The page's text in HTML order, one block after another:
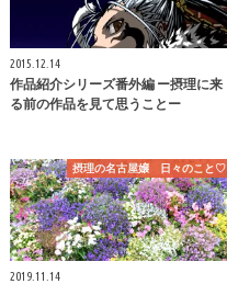
2015.12.14
作品紹介シリーズ番外編 ー摂理に来
る前の作品を見て思うことー
摂理の名古屋嬢 日々のこと♡
2019.11.14